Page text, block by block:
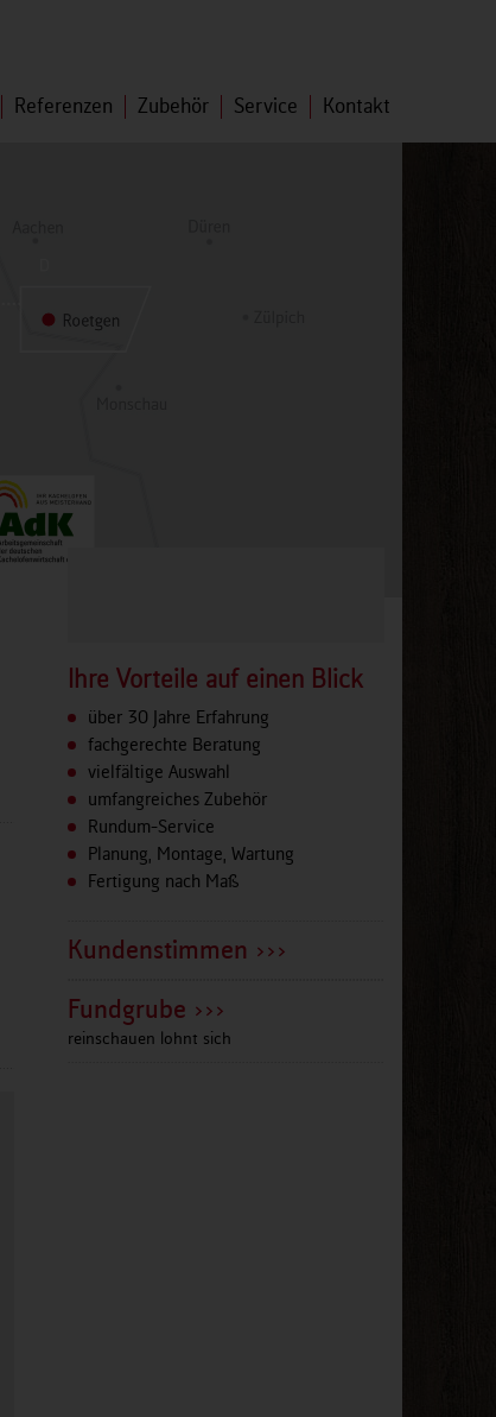
Referenzen Zubehör Service Kontakt
Ihre Vorteile auf einen Blick
über 30 Jahre Erfahrung
fachgerechte Beratung
vielfältige Auswahl
umfangreiches Zubehör
Rundum-Service
Planung, Montage, Wartung
Fertigung nach Maß
Kundenstimmen >>>
Fundgrube >>>
reinschauen lohnt sich